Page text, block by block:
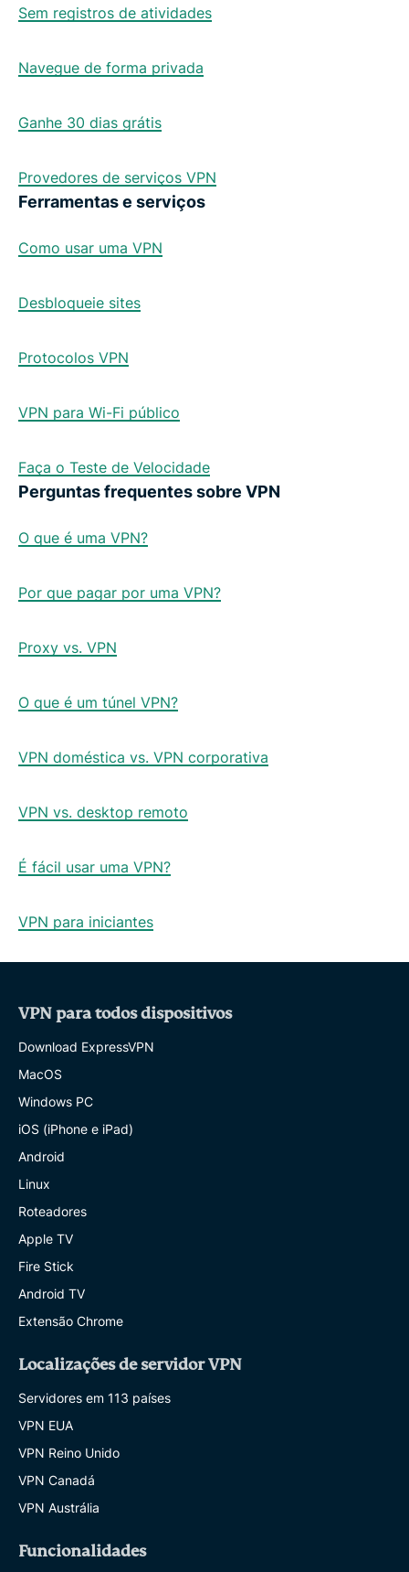
Sem registros de atividades
Navegue de forma privada
Ganhe 30 dias grátis
Provedores de serviços VPN
Ferramentas e serviços
Como usar uma VPN
Desbloqueie sites
Protocolos VPN
VPN para Wi-Fi público
Faça o Teste de Velocidade
Perguntas frequentes sobre VPN
O que é uma VPN?
Por que pagar por uma VPN?
Proxy vs. VPN
O que é um túnel VPN?
VPN doméstica vs. VPN corporativa
VPN vs. desktop remoto
É fácil usar uma VPN?
VPN para iniciantes
VPN para todos dispositivos
Download ExpressVPN
MacOS
Windows PC
iOS (iPhone e iPad)
Android
Linux
Roteadores
Apple TV
Fire Stick
Android TV
Extensão Chrome
Localizações de servidor VPN
Servidores em 113 países
VPN EUA
VPN Reino Unido
VPN Canadá
VPN Austrália
Funcionalidades